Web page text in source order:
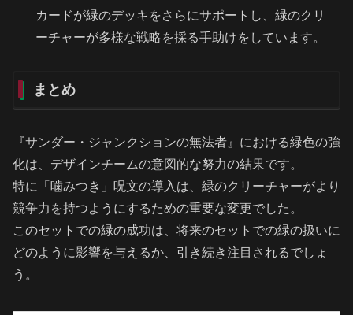
カードが緑のデッキをさらにサポートし、緑のクリ
ーチャーが多様な戦略を採る手助けをしています。
まとめ
『サンダー・ジャンクションの無法者』における緑色の強
化は、デザインチームの意図的な努力の結果です。
特に「噛みつき」呪文の導入は、緑のクリーチャーがより
競争力を持つようにするための重要な変更でした。
このセットでの緑の成功は、将来のセットでの緑の扱いに
どのように影響を与えるか、引き続き注目されるでしょ
う。